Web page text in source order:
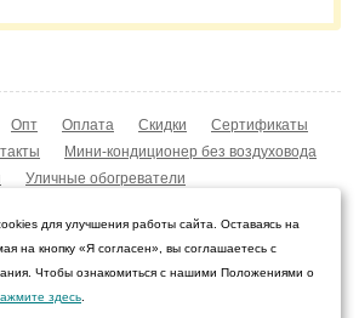
Опт Оплата Скидки
Сертификаты
Мини-кондиционер без воздуховода
Уличные обогреватели
Конвекторы NOBO
«Мистер Климат»
для улучшения работы сайта. Оставаясь на
на кнопку «Я согласен», вы соглашаетесь с
Чтобы ознакомиться с нашими Положениями о
здесь